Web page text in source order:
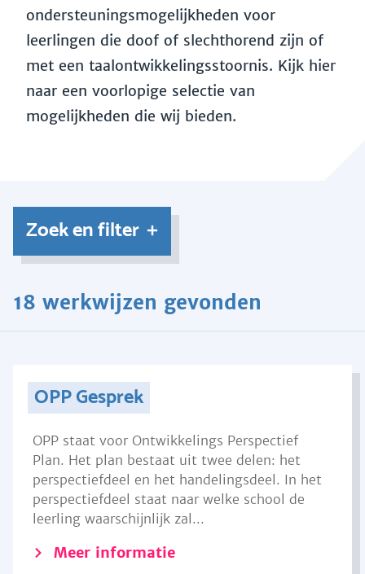
ondersteuningsmogelijkheden voor
leerlingen die doof of slechthorend zijn of
met een taalontwikkelingsstoornis. Kijk hier
naar een voorlopige selectie van
mogelijkheden die wij bieden.
Zoek en filter
18 werkwijzen gevonden
OPP Gesprek
OPP staat voor Ontwikkelings Perspectief
Plan. Het plan bestaat uit twee delen: het
perspectiefdeel en het handelingsdeel. In het
perspectiefdeel staat naar welke school de
leerling waarschijnlijk zal...
Meer informatie